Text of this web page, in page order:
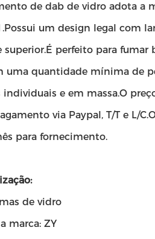
de dab de vidro adota a
um design legal com
superior.É perfeito para
uma quantidade mínima de
individuais e em massa.O
via Paypal, T/T e L/
para fornecimento.
de vidro
marca: ZY